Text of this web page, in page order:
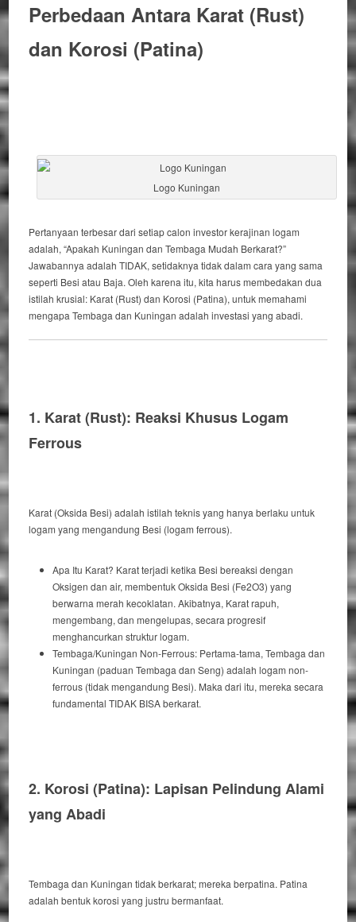
Perbedaan Antara Karat (Rust)
dan Korosi (Patina)
Logo Kuningan
Pertanyaan terbesar dari setiap calon investor kerajinan logam
adalah,“Apakah Kuningan dan Tembaga Mudah Berkarat?”
Jawabannya adalahTIDAK, setidaknya tidak dalam cara yang sama
seperti Besi atau Baja.Oleh karena itu, kita harus membedakan dua
istilah krusial: Karat (Rust) dan Korosi (Patina), untuk memahami
mengapa Tembaga dan Kuningan adalah investasi yang abadi.
1. Karat (Rust): Reaksi Khusus Logam
Ferrous
Karat (Oksida Besi) adalah istilah teknis yang hanya berlaku untuk
logam yang mengandung Besi (logamferrous).
Apa Itu Karat? Karat terjadi ketika Besi bereaksi dengan
Oksigen dan air, membentuk Oksida Besi (Fe2O3) yang
berwarna merah kecoklatan.Akibatnya, Karat rapuh,
mengembang, dan mengelupas, secara progresif
menghancurkan struktur logam.
Tembaga/Kuningan Non-Ferrous: Pertama-tama, Tembaga dan
Kuningan (paduan Tembaga dan Seng) adalah logamnon-
ferrous (tidak mengandung Besi). Maka dari itu, mereka secara
fundamentalTIDAK BISAberkarat.
2. Korosi (Patina): Lapisan Pelindung Alami
yang Abadi
Tembaga dan Kuningan tidak berkarat; merekaberpatina. Patina
adalah bentuk korosi yang justru bermanfaat.